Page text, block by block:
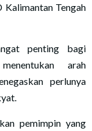
Tengah
penting bagi
arah
perlunya
pemimpin yang